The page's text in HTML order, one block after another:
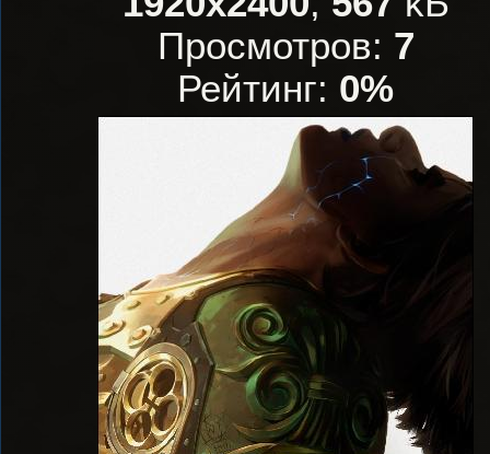
Просмотров: 7
Рейтинг: 0%